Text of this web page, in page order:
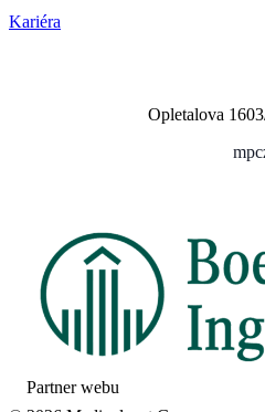
Kariéra
Opletalova
Partner webu